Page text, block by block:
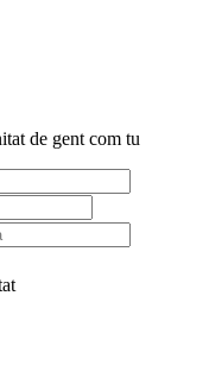
de gent com tu